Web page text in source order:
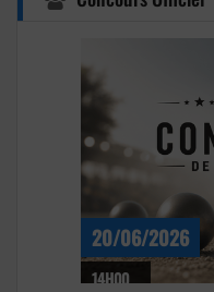
20/06/2026
14H00